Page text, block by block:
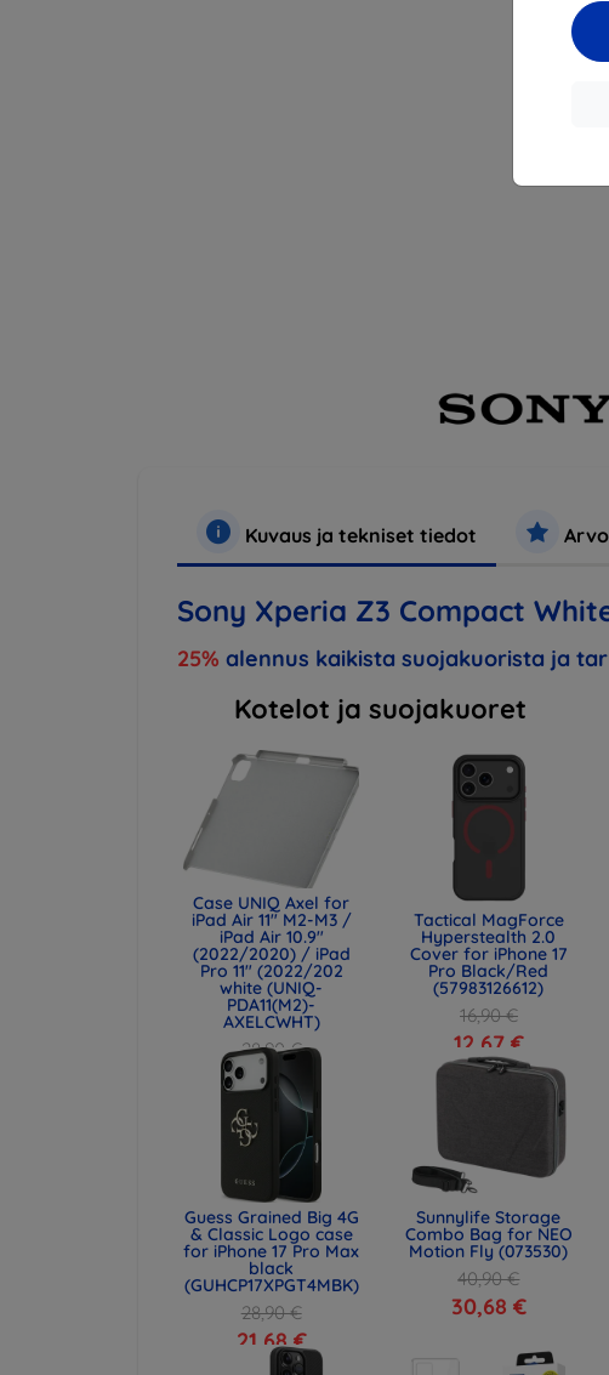
Kuvaus ja tekniset tiedot
Sony Xperia Z3 Compact
25% alennus kaikista suojakuorista ja
Kotelot ja suojakuoret
Case UNIQ Axel for
iPad Air 11" M2-M3 /
iPad Air 10.9"
(2022/2020) / iPad
Pro 11" (2022/202
white (UNIQ-
PDA11(M2)-
AXELCWHT)
28,90 €
21,68 €
Tactical MagForce
Hyperstealth 2.0
Cover for iPhone 17
Pro Black/Red
(57983126612)
16,90 €
12,67 €
Guess Grained Big 4G
& Classic Logo case
for iPhone 17 Pro Max
black
(GUHCP17XPGT4MBK)
28,90 €
21,68 €
Sunnylife Storage
Combo Bag for NEO
Motion Fly (073530)
40,90 €
30,68 €